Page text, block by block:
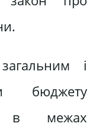
і
бюджету
в межах